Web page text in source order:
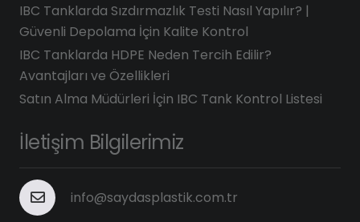
IBC Tanklarda Sızdırmazlık Testi Nasıl Yapılır? |
Güvenli Depolama İçin Kalite Kontrol
IBC Tanklarda HDPE Neden Tercih Edilir?
Avantajları ve Özellikleri
Satın Alma Müdürleri İçin IBC Tank Kontrol Listesi
İletişim Bilgilerimiz
info@saydasplastik.com.tr